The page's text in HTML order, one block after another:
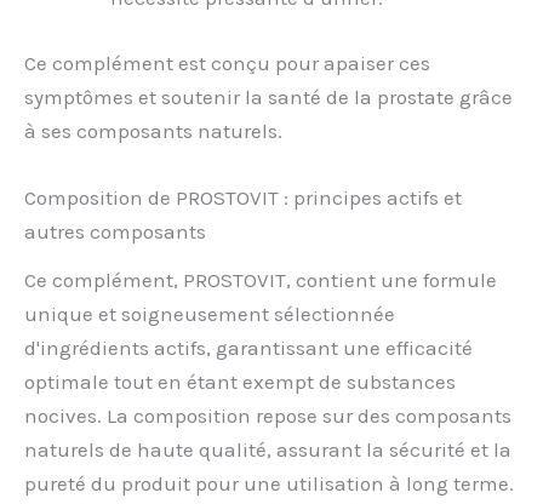
Ce complément est conçu pour apaiser ces
symptômes et soutenir la santé de la prostate grâce
à ses composants naturels.
Composition de PROSTOVIT : principes actifs et
autres composants
Ce complément, PROSTOVIT, contient une formule
unique et soigneusement sélectionnée
d'ingrédients actifs, garantissant une efficacité
optimale tout en étant exempt de substances
nocives. La composition repose sur des composants
naturels de haute qualité, assurant la sécurité et la
pureté du produit pour une utilisation à long terme.